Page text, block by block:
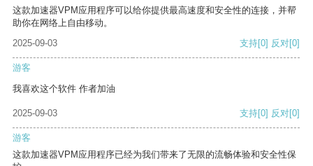
这款加速器VPM应用程序可以给你提供最高速度和安全性的连接，并帮
助你在网络上自由移动。
2025-09-03
支持[0] 反对[0]
游客
我喜欢这个软件 作者加油
2025-09-03 支持[0] 反对[0]
游客
这款加速器VPM应用程序已经为我们带来了无限的流畅体验和安全性保